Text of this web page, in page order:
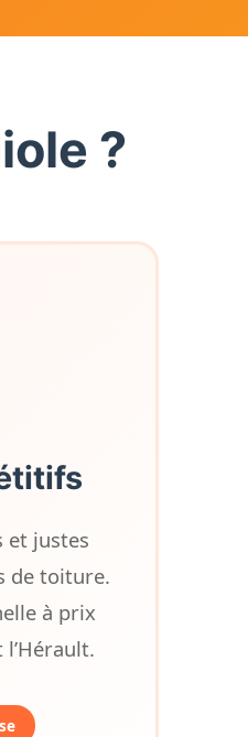
?
et justes
de toiture.
à prix